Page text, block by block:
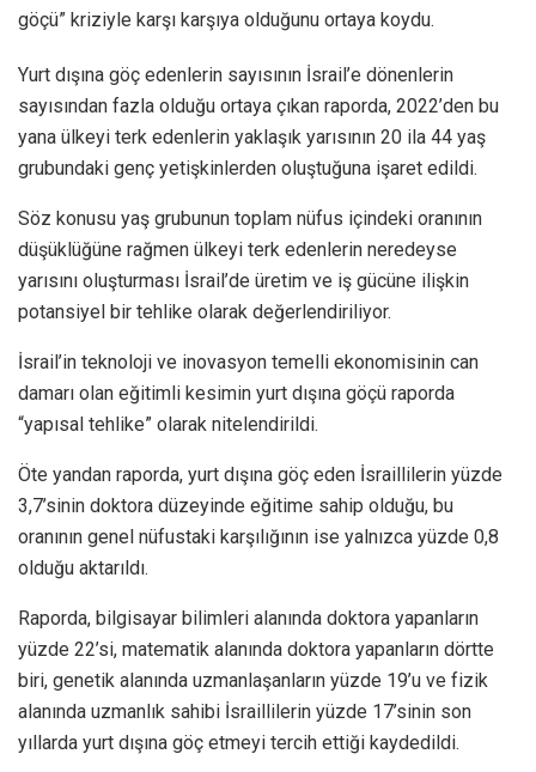
göçü” kriziyle karşı karşıya olduğunu ortaya koydu.
Yurt dışına göç edenlerin sayısının İsrail’e dönenlerin
sayısından fazla olduğu ortaya çıkan raporda, 2022’den bu
yana ülkeyi terk edenlerin yaklaşık yarısının 20 ila 44 yaş
grubundaki genç yetişkinlerden oluştuğuna işaret edildi.
Söz konusu yaş grubunun toplam nüfus içindeki oranının
düşüklüğüne rağmen ülkeyi terk edenlerin neredeyse
yarısını oluşturması İsrail’de üretim ve iş gücüne ilişkin
potansiyel bir tehlike olarak değerlendiriliyor.
İsrail’in teknoloji ve inovasyon temelli ekonomisinin can
damarı olan eğitimli kesimin yurt dışına göçü raporda
“yapısal tehlike” olarak nitelendirildi.
Öte yandan raporda, yurt dışına göç eden İsraillilerin yüzde
3,7’sinin doktora düzeyinde eğitime sahip olduğu, bu
oranının genel nüfustaki karşılığının ise yalnızca yüzde 0,8
olduğu aktarıldı.
Raporda, bilgisayar bilimleri alanında doktora yapanların
yüzde 22’si, matematik alanında doktora yapanların dörtte
biri, genetik alanında uzmanlaşanların yüzde 19’u ve fizik
alanında uzmanlık sahibi İsraillilerin yüzde 17’sinin son
yıllarda yurt dışına göç etmeyi tercih ettiği kaydedildi.